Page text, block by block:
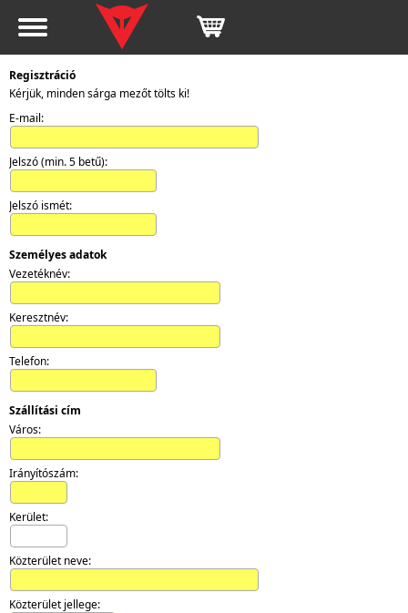
Regisztráció
Kérjük, minden sárga mezőt tölts ki!
E-mail:
Jelszó (min. 5 betű):
Jelszó ismét:
Személyes adatok
Vezetéknév:
Keresztnév:
Telefon:
Szállítási cím
Város:
Irányítószám:
Kerület:
Közterület neve:
Közterület jellege: